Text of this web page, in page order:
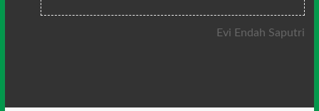
Evi Endah Saputri